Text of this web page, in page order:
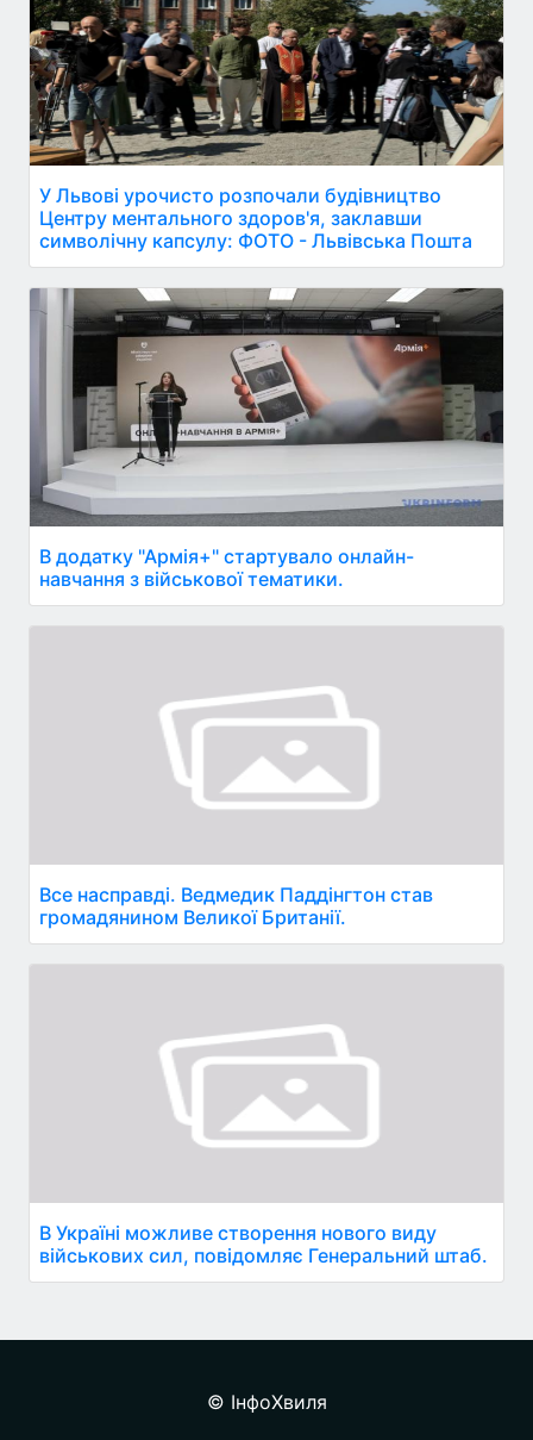
У Львові урочисто розпочали будівництво
Центру ментального здоров'я, заклавши
символічну капсулу: ФОТО - Львівська Пошта
В додатку "Армія+" стартувало онлайн-
навчання з військової тематики.
Все насправді. Ведмедик Паддінгтон став
громадянином Великої Британії.
В Україні можливе створення нового виду
військових сил, повідомляє Генеральний штаб.
© ІнфоХвиля